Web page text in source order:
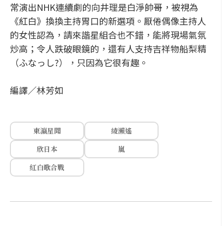
常演出NHK連續劇的向井理是白淨帥哥，被視為
《紅白》換換主持胃口的新選項。厭倦偶像主持人
的女性認為，請來諧星組合也不錯，能將現場氣氛
炒高；令人跌破眼鏡的，還有人支持吉祥物船梨精
（ふなっし?），只因為它很有趣。
編譯／林芳如
東瀛星聞
綾瀨遙
欣日本
嵐
紅白歌合戰